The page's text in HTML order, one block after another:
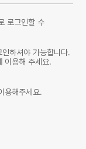
로그인할 수
하셔야 가능합니다.
이용해 주세요.
용해주세요.